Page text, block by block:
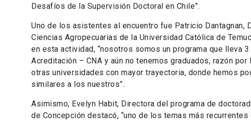
Desafíos de la Supervisión Doctoral en Chile”.
Uno de los asistentes al encuentro fue Patricio Dantagnan,
Ciencias Agropecuarias de la Universidad Católica de
en esta actividad, “nosotros somos un programa que lleva
Acreditación – CNA y aún no tenemos graduados, razón
otras universidades con mayor trayectoria, donde hemos
similares a los nuestros”.
Asimismo, Evelyn Habit, Directora del programa de
de Concepción destacó, “uno de los temas más